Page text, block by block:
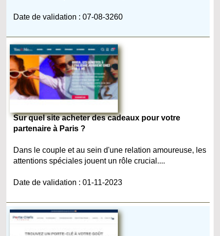
Date de validation : 07-08-3260
Sur quel site acheter des cadeaux pour votre
partenaire à Paris ?
Dans le couple et au sein d'une relation amoureuse, les
attentions spéciales jouent un rôle crucial....
Date de validation : 01-11-2023